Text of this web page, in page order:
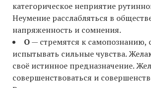
категорическое неприятие
Неумение расслабляться в
напряженность и сомнения.
О— стремятся к самопознанию,
испытывать сильные чувства.
своё истинное предназначение.
совершенствоваться и